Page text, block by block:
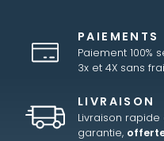
PAIEMENTS
Paiement 100%
3x et 4X sans
LIVRAISON
Livraison
garantie,